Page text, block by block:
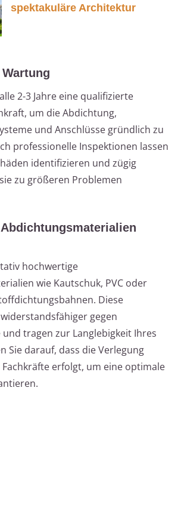
spektakuläre Architektur
2-3 Jahre eine qualifizierte
um die Abdichtung,
und Anschlüsse gründlich zu
professionelle Inspektionen lassen
identifizieren und zügig
zu größeren Problemen
hochwertige
wie Kautschuk, PVC oder
Diese
gegen
tragen zur Langlebigkeit Ihres
Sie darauf, dass die Verlegung
erfolgt, um eine optimale